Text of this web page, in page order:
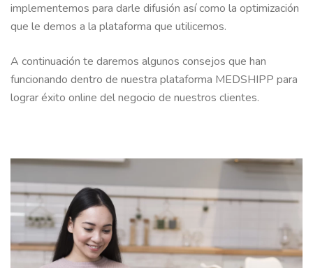
implementemos para darle difusión así como la optimización
que le demos a la plataforma que utilicemos.
A continuación te daremos algunos consejos que han
funcionando dentro de nuestra plataforma MEDSHIPP para
lograr éxito online del negocio de nuestros clientes.